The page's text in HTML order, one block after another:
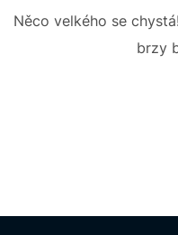
Něco velkého se
brzy